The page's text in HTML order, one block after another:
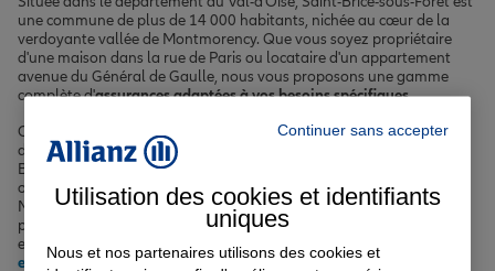
une commune de plus de 14 000 habitants, nichée au cœur de la
verdoyante vallée de Montmorency. Que vous soyez propriétaire
d'une maison dans la rue de Paris ou locataire d'un appartement
avenue du Général de Gaulle, nous vous proposons une gamme
complète d'assurances adaptées à vos besoins spécifiques.
Chez Allianz, nous mettons à votre disposition des solutions
d'
assurance autopour protéger votre véhicule circulant à Saint-
Brice-sous-Forêt et ses environs. Notre
offre une couverture optimale pour votre logement et vos biens.
Nous proposons également des formules decomplémentaire santé
pour vous aider à faire face aux frais médicaux imprévus. Si vous
envisagez d'acquérir un bien immobilier, notre
assurance
emprunteurvous permet desécuriser votre prêtdans les meilleures
Continuer sans accepter
Utilisation des cookies et identifiants
uniques
Nous et nos partenaires utilisons des cookies et